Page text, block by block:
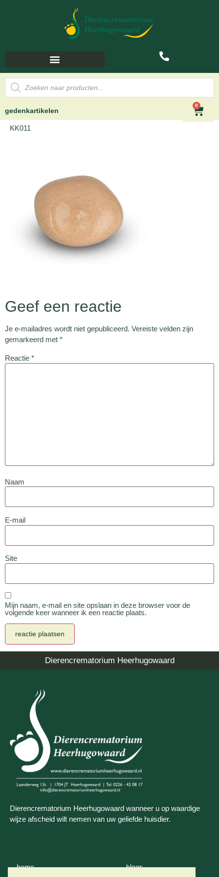
gedenkartikelen
0
KK011
Geef een reactie
Je e-mailadres wordt niet gepubliceerd. Vereiste velden zijn
gemarkeerd met *
Reactie *
Naam
E-mail
Site
Mijn naam, e-mail en site opslaan in deze browser voor de
volgende keer wanneer ik een reactie plaats.
Dierencrematorium Heerhugowaard
Dierencrematorium Heerhugowaard wanneer u op waardige
wijze afscheid wilt nemen van uw geliefde huisdier.
home blogs